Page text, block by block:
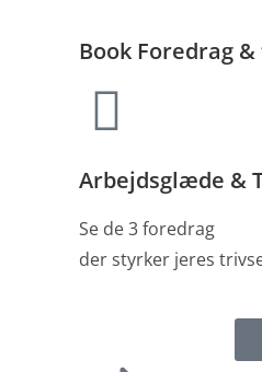
Book Foredrag
Arbejdsglæde &
Se de 3 foredrag
der styrker jeres